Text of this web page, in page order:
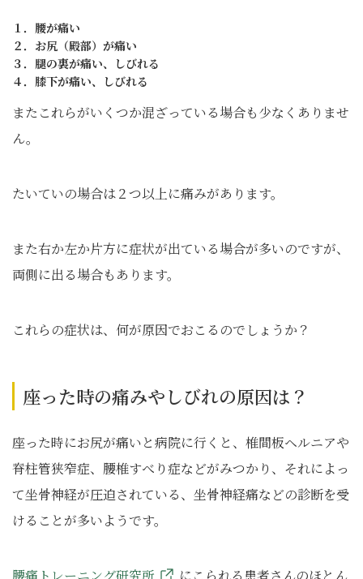
１．腰が痛い
２．お尻（殿部）が痛い
３．腿の裏が痛い、しびれる
４．膝下が痛い、しびれる
またこれらがいくつか混ざっている場合も少なくありませ
ん。
たいていの場合は２つ以上に痛みがあります。
また右か左か片方に症状が出ている場合が多いのですが、
両側に出る場合もあります。
これらの症状は、何が原因でおこるのでしょうか？
座った時の痛みやしびれの原因は？
座った時にお尻が痛いと病院に行くと、椎間板ヘルニアや
脊柱管狭窄症、腰椎すべり症などがみつかり、それによっ
て坐骨神経が圧迫されている、坐骨神経痛などの診断を受
けることが多いようです。